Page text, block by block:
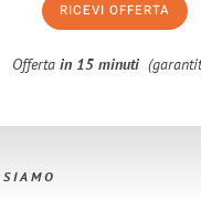
RICEVI OFFERTA
Offerta in 15 minuti